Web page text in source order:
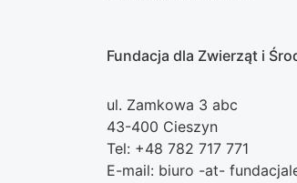
Fundacja dla Zwierząt i
ul. Zamkowa 3 abc
43-400 Cieszyn
Tel: +48 782 717 771
E-mail: biuro -at-